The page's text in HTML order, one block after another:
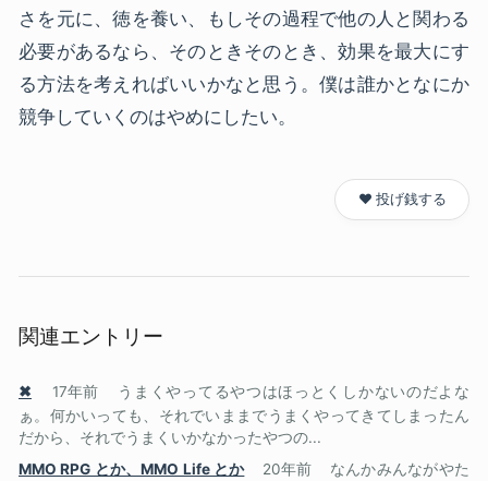
さを元に、徳を養い、もしその過程で他の人と関わる
必要があるなら、そのときそのとき、効果を最大にす
る方法を考えればいいかなと思う。僕は誰かとなにか
競争していくのはやめにしたい。
❤️ 投げ銭する
関連エントリー
✖ 17年前
うまくやってるやつはほっとくしかないのだよな
ぁ。何かいっても、それでいままでうまくやってきてしまったん
だから、それでうまくいかなかったやつの...
MMO RPG とか、MMO Life とか
20年前
なんかみんながやた